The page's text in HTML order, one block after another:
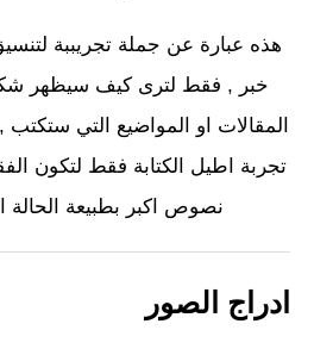
هذه عبارة عن جملة تجريببة
خبر , فقط لترى كيف سيظهر شكل
المقالات او المواضيع التي
تجربة اطيل الكتابة فقط لتكون
نصوص اكبر بطبيعة الحالة
ادراج الصور